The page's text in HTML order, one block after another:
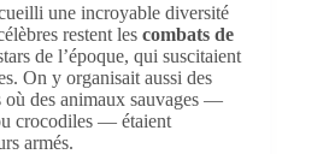
une incroyable diversité
restent les combats de
de l’époque, qui suscitaient
On y organisait aussi des
où des animaux sauvages —
crocodiles — étaient
armés.